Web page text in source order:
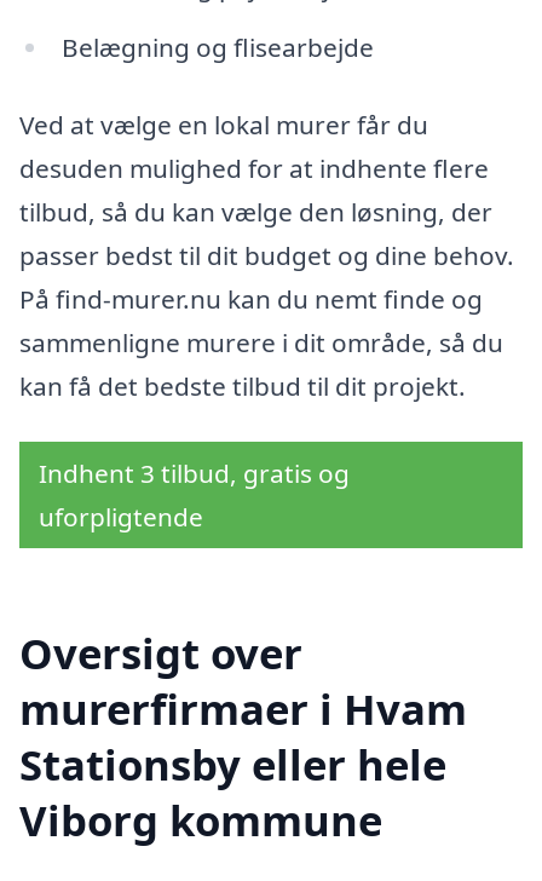
Belægning og flisearbejde
Ved at vælge en lokal murer får du
desuden mulighed for at indhente flere
tilbud, så du kan vælge den løsning, der
passer bedst til dit budget og dine behov.
På find-murer.nu kan du nemt finde og
sammenligne murere i dit område, så du
kan få det bedste tilbud til dit projekt.
Indhent 3 tilbud, gratis og
uforpligtende
Oversigt over
murerfirmaer i Hvam
Stationsby eller hele
Viborg kommune